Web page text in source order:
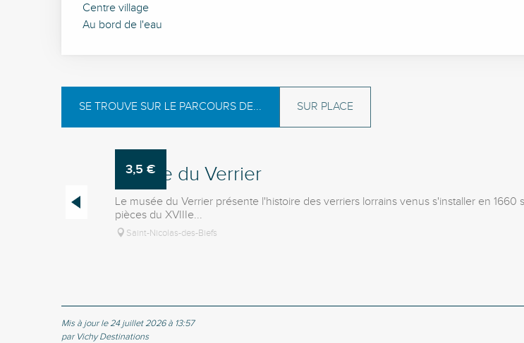
Centre village
Au bord de l'eau
SE TROUVE SUR LE PARCOURS DE... SUR PLACE
3,5 €
Musée du Verrier
Le musée du Verrier présente l'histoire des verriers lorrains venus s'installer en
pièces du XVIIIe...
Saint-Nicolas-des-Biefs
Mis à jour le 24 juillet 2026 à 13:57
par Vichy Destinations